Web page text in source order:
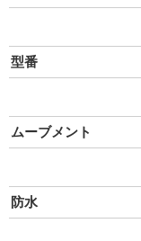
型番
ムーブメント
防水